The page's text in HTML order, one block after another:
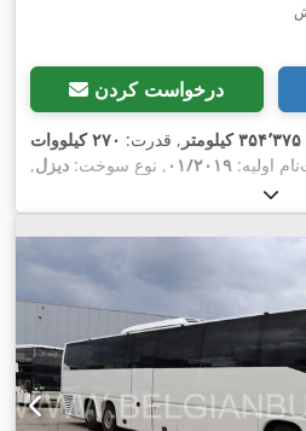
درخواست کردن
۳۵۴٬۳۷۵ کیلومتر , قدرت:
۲۷۰ کیلووات
اولیه: ۰۱/۲۰۱۹ , نوع سوخت: دیزل,
خودکار
کل:۱٬۰۰۰ میلی‌متر , ارتفاع کل:۱٬۰۰۰
, سال ساخت:۲۰۱۹, تجهیزات:اِی‌بی‌اِس‎, تهویه مطبوع, کروز
کنترل